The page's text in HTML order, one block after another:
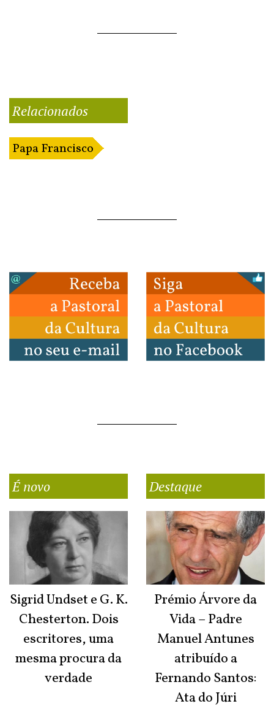
Relacionados
Papa Francisco
É novo
Sigrid Undset e G. K.
Chesterton. Dois
escritores, uma
mesma procura da
verdade
Destaque
Prémio Árvore da
Vida – Padre
Manuel Antunes
atribuído a
Fernando Santos:
Ata do Júri